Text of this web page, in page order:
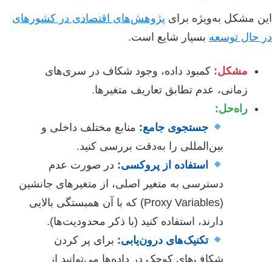
این مشکل به‌ویژه برای پژوهش‌های اقتصادی در کشورهای
در حال توسعه بسیار شایع است.
مشکل: کمبود داده، وجود شکاف در سری‌های
زمانی، عدم تطابق تعاریف متغیرها.
راه‌حل:
جستجوی جامع: منابع مختلف داخلی و
بین‌المللی را به‌دقت بررسی کنید.
استفاده از پروکسی: در صورت عدم
دسترسی به متغیر اصلی، از متغیرهای جانشین
(Proxy Variables) که با آن همبستگی بالایی
دارند، استفاده کنید (با ذکر محدودیت‌ها).
تکنیک‌های درون‌یابی: برای پر کردن
شکاف‌های کوچک در داده‌ها می‌توانید از